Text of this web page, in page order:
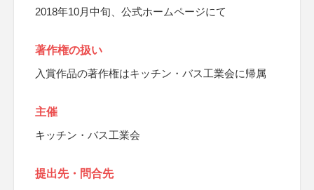
2018年10月中旬、公式ホームページにて
著作権の扱い
入賞作品の著作権はキッチン・バス工業会に帰属
主催
キッチン・バス工業会
提出先・問合先